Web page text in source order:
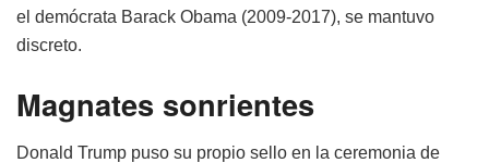
el demócrata Barack Obama (2009-2017), se mantuvo
discreto.
Magnates sonrientes
Donald Trump puso su propio sello en la ceremonia de